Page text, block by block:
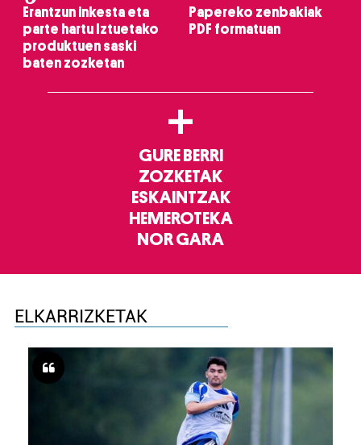
Erantzun inkesta eta
parte hartu Iztuetako
produktuen saski
baten zozketan
Papereko zenbakiak
PDF formatuan
+
GURE BERRI
ZOZKETAK
ESKAINTZAK
HEMEROTEKA
NOR GARA
ELKARRIZKETAK